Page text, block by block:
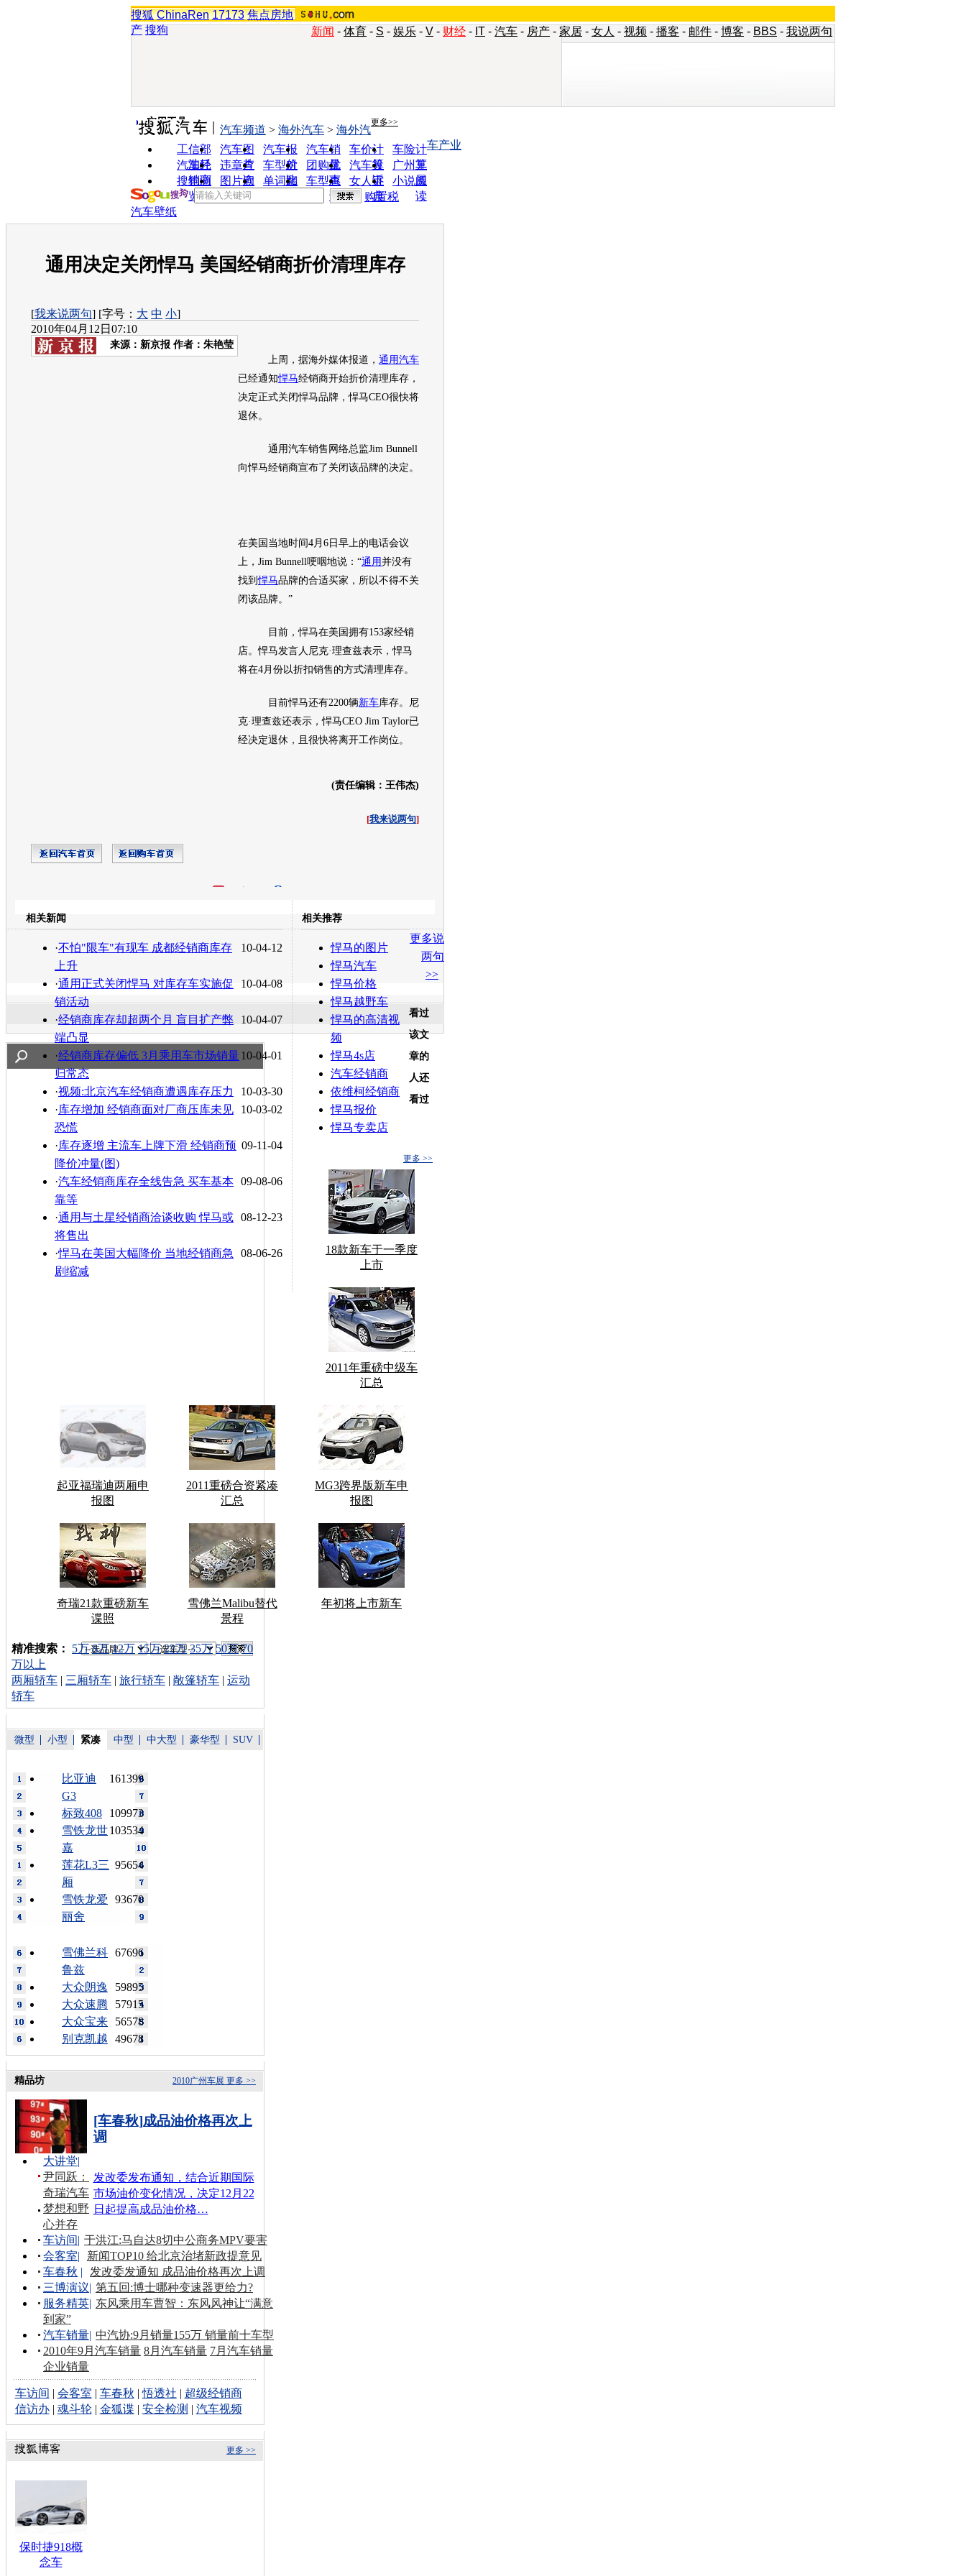
搜狐 ChinaRen 17173 焦点房地
产 搜狗 新闻 - 体育 - S - 娱乐 - V - 财经 - IT - 汽车 - 房产 - 家居 - 女人 - 视频 - 播客 - 邮件 - 博客 - BBS - 我说两句
实用工具 更多>>
工信部
油耗
汽车图
片
汽车报
价
汽车销
量
车价计
算
车险计
算
汽车经
销商
违章查
询
车型对
比
团购优
惠
汽车投
诉
广州车
展
搜狗浏
览器
图片欣
赏
单词翻
车型查
询
女人宝
典
小说阅
读
汽车频道 > 海外汽车 > 海外汽
车产业
购置税
汽车壁纸
通用决定关闭悍马 美国经销商折价清理库存
[我来说两句] [字号： 大 中 小]
2010年04月12日07:10
来源： 新京报 作者：朱艳莹
上周，据海外媒体报道， 通用汽车
已经通知悍马经销商开始折价清理库存，
决定正式关闭悍马品牌，悍马CEO很快将
退休。
通用汽车销售网络总监Jim Bunnell
向悍马经销商宣布了关闭该品牌的决定。
在美国当地时间4月6日早上的电话会议
上，Jim Bunnell哽咽地说：“通用并没有
找到悍马品牌的合适买家，所以不得不关
闭该品牌。”
目前，悍马在美国拥有153家经销
店。悍马发言人尼克·理查兹表示，悍马
将在4月份以折扣销售的方式清理库存。
目前悍马还有2200辆新车 库存。尼
克·理查兹还表示，悍马CEO Jim Taylor已
经决定退休，且很快将离开工作岗位。
(责任编辑：王伟杰)
[我来说两句]
转发至： 白社会 百度i贴吧
相关新闻
10-04-12
·不怕"限车"有现车 成都经销商库存
上升
10-04-08
·通用正式关闭悍马 对库存车实施促
销活动
10-04-07
·经销商库存却超两个月 盲目扩产弊
端凸显
10-04-01
·经销商库存偏低 3月乘用车市场销量
归常态
10-03-30
·视频:北京汽车经销商遭遇库存压力
10-03-02
·库存增加 经销商面对厂商压库未见
恐慌
09-11-04
·库存逐增 主流车上牌下滑 经销商预
降价冲量(图)
09-08-06
·汽车经销商库存全线告急 买车基本
靠等
08-12-23
·通用与土星经销商洽谈收购 悍马或
将售出
08-06-26
·悍马在美国大幅降价 当地经销商急
剧缩减
相关推荐
悍马的图片
悍马汽车
悍马价格
悍马越野车
悍马的高清视
频
悍马4s店
汽车经销商
依维柯经销商
悍马报价
悍马专卖店
更多说
两句
>>
更多 >>
看过
该文
章的
人还
看过
18款新车于一季度
上市
2011年重磅中级车
汇总
起亚福瑞迪两厢申
报图
2011重磅合资紧凑
汇总
MG3跨界版新车申
报图
奇瑞21款重磅新车
谍照
雪佛兰Malibu替代
景程
年初将上市新车
车型搜索：
精准搜索： 5万 8万 12万 15万 22万 35万 50万 70
万以上
两厢轿车 | 三厢轿车 | 旅行轿车 | 敞篷轿车 | 运动
轿车
微型 小型 紧凑 中型 中大型 豪华型 SUV
161399
比亚迪
G3
109973
标致408
103534
雪铁龙世
嘉
95654
莲花L3三
厢
93670
雪铁龙爱
丽舍
67696
雪佛兰科
鲁兹
59895
大众朗逸
57915
大众速腾
56578
大众宝来
49678
别克凯越
更多 >>
2010广州车展
精品坊
[车春秋]成品油价格再次上
调
发改委发布通知，结合近期国际
市场油价变化情况，决定12月22
日起提高成品油价格…
大讲堂|
尹同跃：
奇瑞汽车
梦想和野
心并存
车访间| 于洪江:马自达8切中公商务MPV要害
会客室|
新闻TOP10 给北京治堵新政提意见
车春秋 |
发改委发通知 成品油价格再次上调
三博演议| 第五回:博士哪种变速器更给力?
服务精英| 东风乘用车曹智：东风风神让“满意
到家”
汽车销量| 中汽协:9月销量155万 销量前十车型
2010年9月汽车销量 8月汽车销量 7月汽车销量
企业销量
车访间 | 会客室 | 车春秋 |悟透社 | 超级经销商
信访办| 魂斗轮| 金狐谍 | 安全检测 | 汽车视频
更多 >>
保时捷918概
念车